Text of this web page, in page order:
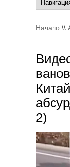
Начало \\
2)